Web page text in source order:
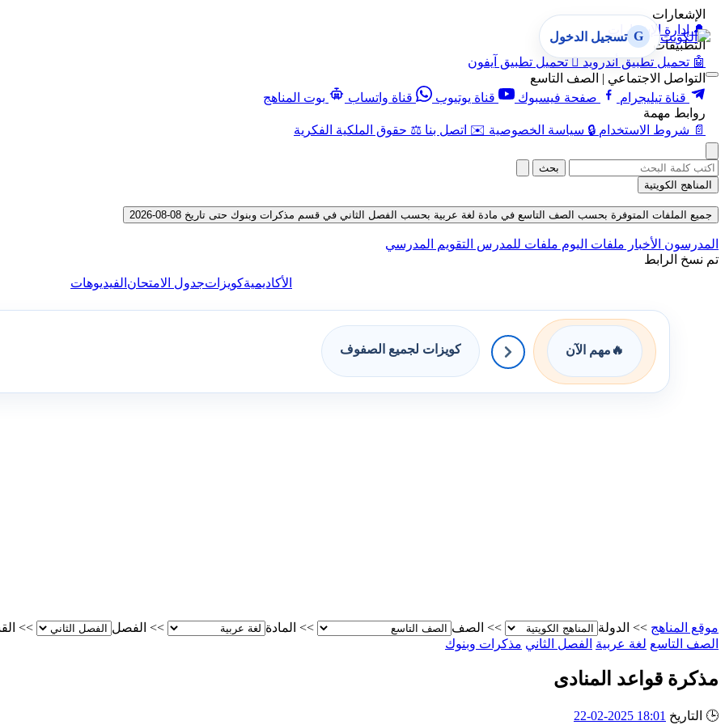
الإشعارات
🔔 إدارة الإشعارات
التطبيقات
🤖 تحميل تطبيق أندرويد  تحميل تطبيق آيفون
التواصل الاجتماعي | الصف التاسع
قناة تيليجرام
صفحة فيسبوك قناة يوتيوب قناة واتساب
بوت المناهج
روابط مهمة
📄 شروط الاستخدام 🔒 سياسة الخصوصية ✉️ اتصل بنا ⚖️ حقوق الملكية الفكرية
G تسجيل الدخول
بحث
المناهج الكويتية
جميع الملفات المتوفرة بحسب الصف التاسع في مادة لغة عربية بحسب الفصل الثاني في قسم مذكرات وبنوك حتى تاريخ 08-08-2026
المدرسون الأخبار ملفات اليوم ملفات للمدرس التقويم المدرسي
تم نسخ الرابط
الأكاديميةكويزاتجدول الامتحان الفيديوهات
🔥 مهم الآن كويزات لجميع الصفوف
موقع المناهج >> الدولة >> الصف >> المادة >> الفصل >>
الصف التاسع لغة عربية الفصل الثاني مذكرات وبنوك
مذكرة قواعد المنادى
🕒 التاريخ 18:01 2025-02-22